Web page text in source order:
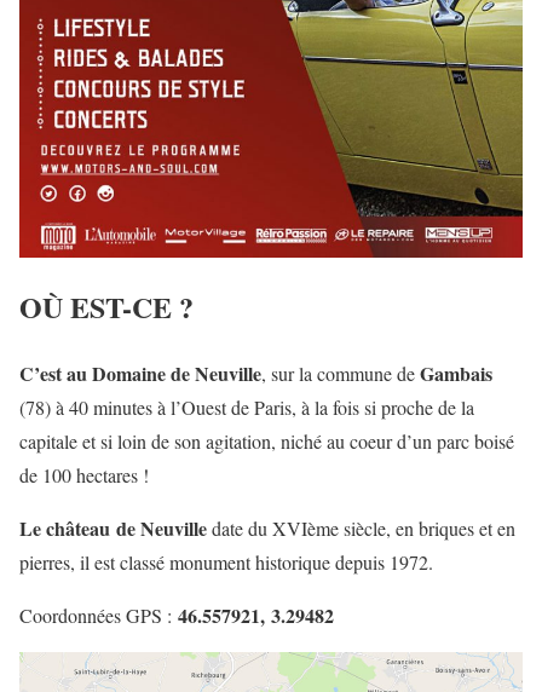
OÙ EST-CE ?
C’est au Domaine de Neuville, sur la commune deGambais
(78) à 40 minutes à l’Ouest de Paris, à la fois si proche de la
capitale et si loin de son agitation, niché au coeur d’un parc boisé
de 100 hectares !
Le château de Neuvilledate du XVIème siècle, en briques et en
pierres, il est classé monument historique depuis 1972.
Coordonnées GPS : 46.557921, 3.29482